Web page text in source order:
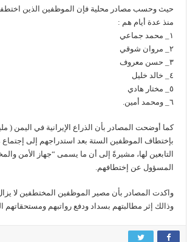
حيث وحسب مصادر محلية فإن الموظفين الذين
منذ عدة أيام هم :
١_ محمد جماعي
٢_ مروان شوقي
٣_ حسن معروف
٤_ خالد خليل
٥_ مختار هادي
٦_ ومحمد أمين.
كما أوضحت المصادر بأن الذراع الإيرانية في اليمن (
بإختطاف الموظفين الستة بعد استدراجهم إلى إجتماع
التابعين لها، مشيرةً إلى أن ما يسمى “جهاز الأمن
المسؤول عن إختطافهم.
واكدت المصادر بأن مصير الموظفين المختطفين لا
وذالك إثر مطالبتهم بسداد ودفع رواتبهم ومستحقاتهم